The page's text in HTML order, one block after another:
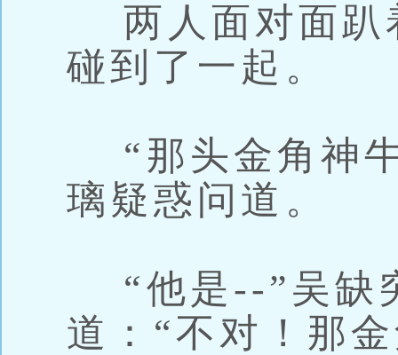
两人面对面趴
碰到了一起。
“那头金角神
璃疑惑问道。
“他是--”吴缺
道：“不对！那